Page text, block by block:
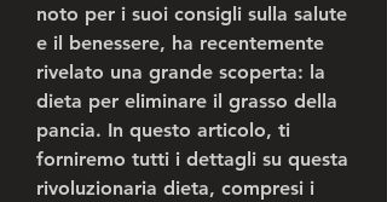
noto per i suoi consigli sulla salute
e il benessere, ha recentemente
rivelato una grande scoperta: la
dieta per eliminare il grasso della
pancia. In questo articolo, ti
forniremo tutti i dettagli su questa
rivoluzionaria dieta, compresi i